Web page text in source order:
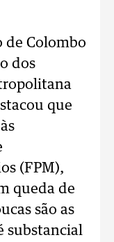
de Colombo
dos
que
(FPM),
queda de
são as
substancial